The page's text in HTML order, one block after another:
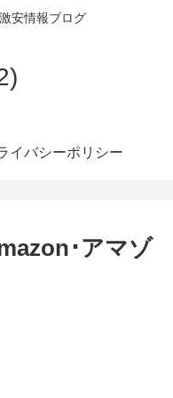
安情報ブログ
イバシーポリシー
･アマゾ